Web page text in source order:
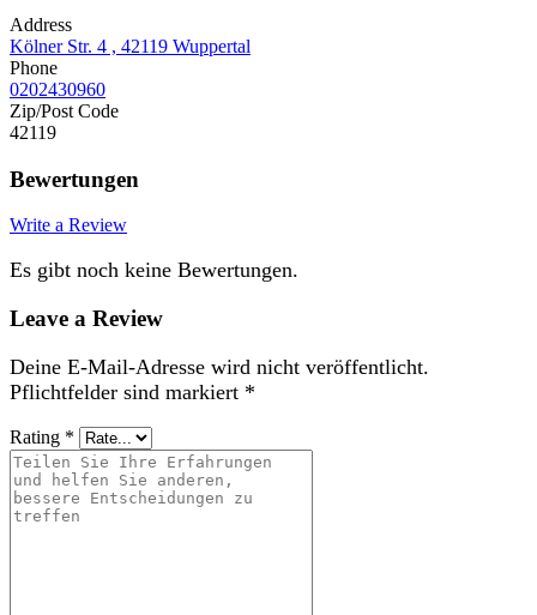
Address
Kölner Str. 4 , 42119 Wuppertal
Phone
0202430960
Zip/Post Code
42119
Bewertungen
Write a Review
Es gibt noch keine Bewertungen.
Leave a Review
Deine E-Mail-Adresse wird nicht veröffentlicht.
Pflichtfelder sind markiert *
Rating *